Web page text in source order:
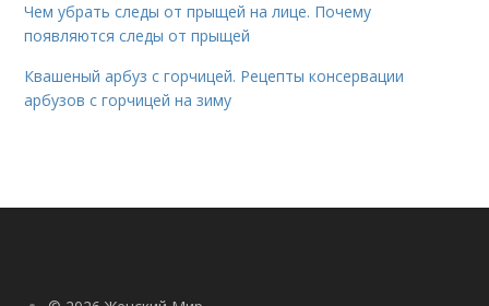
Чем убрать следы от прыщей на лице. Почему
появляются следы от прыщей
Квашеный арбуз с горчицей. Рецепты консервации
арбузов с горчицей на зиму